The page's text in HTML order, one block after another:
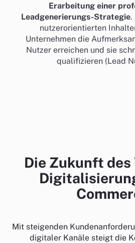
Erarbeitung einer
Leadgenerierungs-Strategie.
nutzerorientierten
Unternehmen die
Nutzer erreichen und sie
qualifizieren (Lead
Die Zukunft
Mit steigenden
digitaler Kanäle steigt die